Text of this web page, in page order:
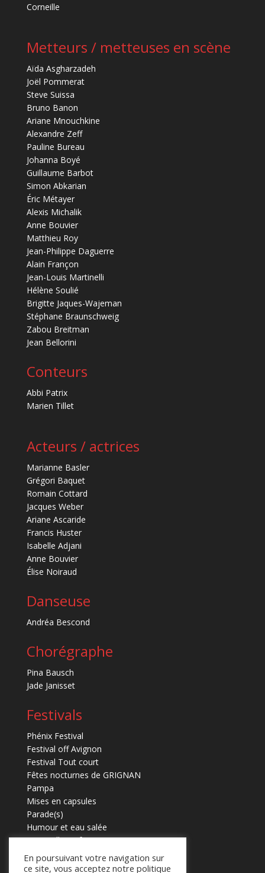
Corneille
Metteurs / metteuses en scène
Aïda Asgharzadeh
Joël Pommerat
Steve Suissa
Bruno Banon
Ariane Mnouchkine
Alexandre Zeff
Pauline Bureau
Johanna Boyé
Guillaume Barbot
Simon Abkarian
Éric Métayer
Alexis Michalik
Anne Bouvier
Matthieu Roy
Jean-Philippe Daguerre
Alain Françon
Jean-Louis Martinelli
Hélène Soulié
Brigitte Jaques-Wajeman
Stéphane Braunschweig
Zabou Breitman
Jean Bellorini
Conteurs
Abbi Patrix
Marien Tillet
Acteurs / actrices
Marianne Basler
Grégori Baquet
Romain Cottard
Jacques Weber
Ariane Ascaride
Francis Huster
Isabelle Adjani
Anne Bouvier
Élise Noiraud
Danseuse
Andréa Bescond
Chorégraphe
Pina Bausch
Jade Janisset
Festivals
Phénix Festival
Festival off Avignon
Festival Tout court
Fêtes nocturnes de GRIGNAN
Pampa
Mises en capsules
Parade(s)
Humour et eau salée
Marmaille en fugues
En poursuivant votre navigation sur
ce site, vous acceptez notre politique